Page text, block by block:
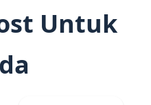
Untuk